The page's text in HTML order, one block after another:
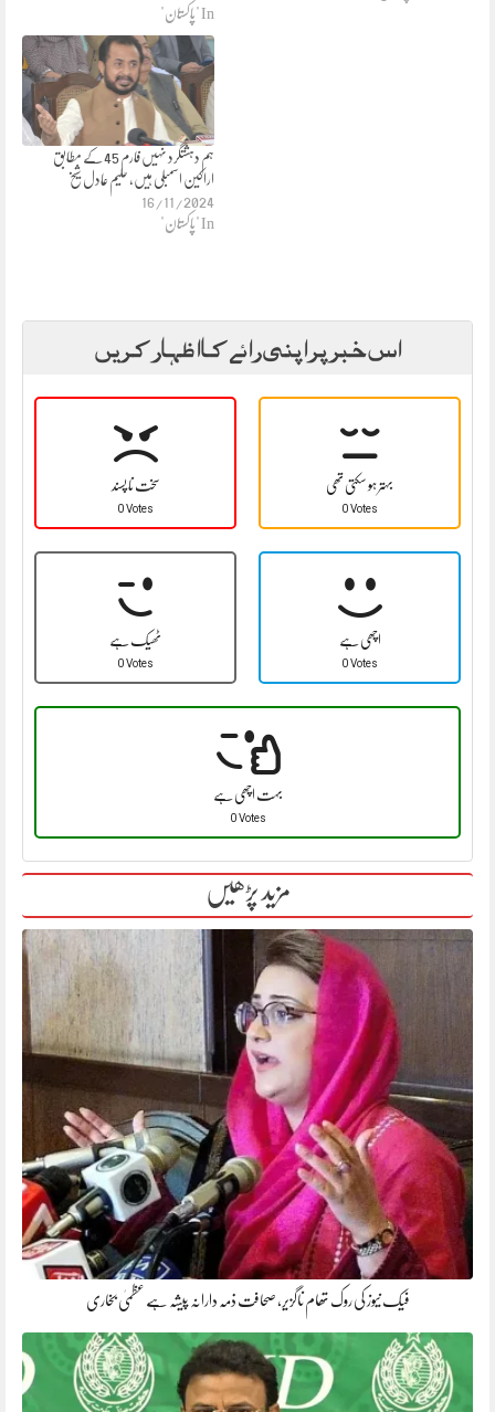
In "پاکستان"
ہم دہشتگرد نہیں فارم 45 کے مطابق
اراکین اسمبلی ہیں، حلیم عادل شیخ
16/11/2024
In "پاکستان"
اس خبر پر اپنی رائے کا اظہار کریں
سخت نا پسند
0 Votes
بہتر ہو سکتی تھی
0 Votes
ٹھیک ہے
0 Votes
اچھی ہے
0 Votes
بہت اچھی ہے
0 Votes
مزید پڑھیں
فیک نیوز کی روک تھام ناگزیر، صحافت ذمہ دارانہ پیشہ ہے عظمیٰ بخاری